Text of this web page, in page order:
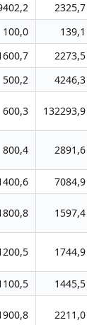
2325,7
100,0
139,1
2273,5
500,2
4246,3
600,3 132293,9
800,4 2891,6
7084,9
1597,4
1744,9
1445,5
2211,0